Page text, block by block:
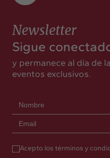
Newsletter
Sigue
y permanece al día de
eventos exclusivos.
Acepto los términos y